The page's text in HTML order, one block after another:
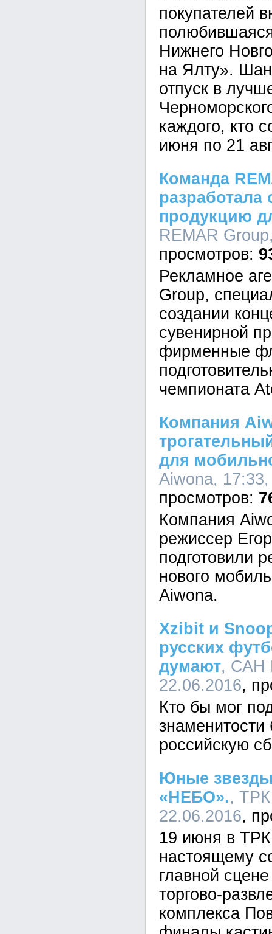
покупателей
Нижнего
на Ялту».
отпуск в
каждого, кто
июня по 21
Команда
разработала
продукцию
REMAR
Рекламное
Group,
создании
сувенирной
фирменные
чемпионата
Компания
для
Aiwona,
Компания
режиссер
подготовили
нового
Aiwona.
Xzibit и
русских
думают, САН
22.06.2016
Кто бы мог
знаменитости
российскую
Юные
«НЕБО».,
22.06.2016
19 июня в
настоящему
главной
торгово-
комплекса